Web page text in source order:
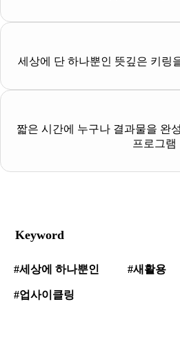
세상에 단 하나뿐인 뜻깊은 키링
짧은 시간에 누구나 결과물을 완
프로그램
Keyword
#세상에 하나뿐인 #새활용
#업사이클링